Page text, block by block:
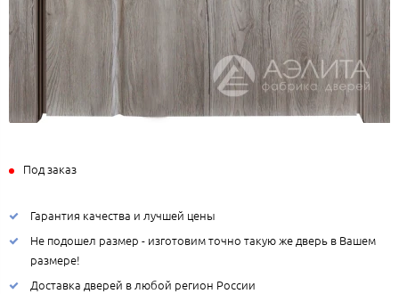
Под заказ
Гарантия качества и лучшей цены
Не подошел размер - изготовим точно такую же дверь в Вашем
размере!
Доставка дверей в любой регион России